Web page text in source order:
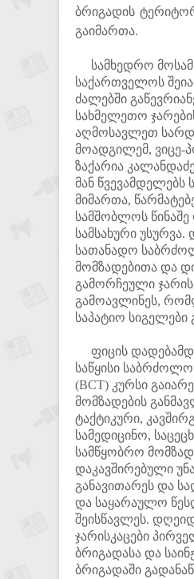
ბრიგადის
გაიმართა.
სამხედრო
საქართველოს
ძალებში
სახმელეთო
აღმოსავლეთ
მოადგილემ, ვიცე-
ზაქარია
მან წვევამდელებს
მიმართა,
სამშობლოს
სამსახური უსურვა.
სათანადო
მომზადებითა და
გამორჩეული
გამოავლინეს,
საპატიო სიგელები
ფიცის
საწყისი
(BCT) კურსი
მომზადების
ტაქტიკური,
სამედიცინო,
სამწყობრო
დაკავშირებული
განავითარეს და
და საყარაულო
შეისწავლეს.
ჯარისკაცები
ბრიგადასა და
ბრიგადაში